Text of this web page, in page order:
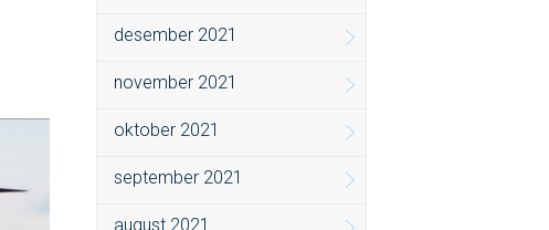
desember 2021
november 2021
oktober 2021
september 2021
august 2021